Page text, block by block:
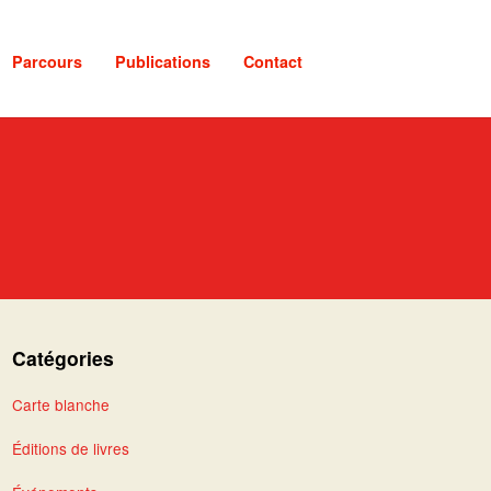
Parcours Publications Contact
Catégories
Carte blanche
Éditions de livres